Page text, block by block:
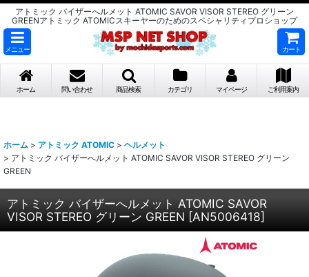
アトミック バイザーへルメット ATOMIC SAVOR VISOR STEREO グリーン
GREENアトミック ATOMICスキーヤーのためのスペシャリティプロショップ
メニュー カート
ホーム 問い合わせ 商品検索 カテゴリ マイページ ご利用案内
ホーム > アトミック ATOMIC > ヘルメット
> アトミック バイザーへルメット ATOMIC SAVOR VISOR STEREO グリーン
GREEN
アトミック バイザーへルメット ATOMIC SAVOR
VISOR STEREO グリーン GREEN [AN5006418]